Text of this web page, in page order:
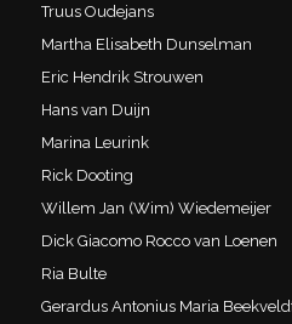
Truus Oudejans
Martha Elisabeth Dunselman
Eric Hendrik Strouwen
Hans van Duijn
Marina Leurink
Rick Dooting
Willem Jan (Wim) Wiedemeijer
Dick Giacomo Rocco van Loenen
Ria Bulte
Gerardus Antonius Maria